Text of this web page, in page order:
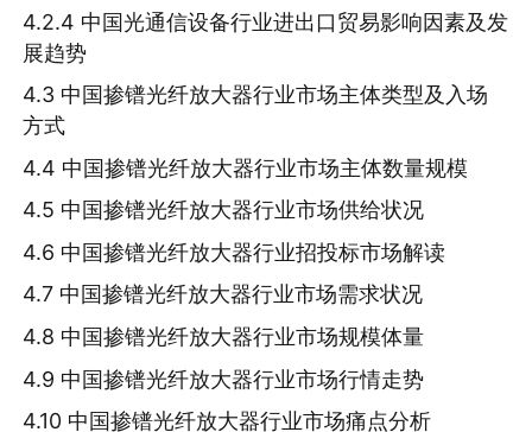
4.2.4 中国光通信设备行业进出口贸易影响因素及发
展趋势
4.3 中国掺镨光纤放大器行业市场主体类型及入场
方式
4.4 中国掺镨光纤放大器行业市场主体数量规模
4.5 中国掺镨光纤放大器行业市场供给状况
4.6 中国掺镨光纤放大器行业招投标市场解读
4.7 中国掺镨光纤放大器行业市场需求状况
4.8 中国掺镨光纤放大器行业市场规模体量
4.9 中国掺镨光纤放大器行业市场行情走势
4.10 中国掺镨光纤放大器行业市场痛点分析